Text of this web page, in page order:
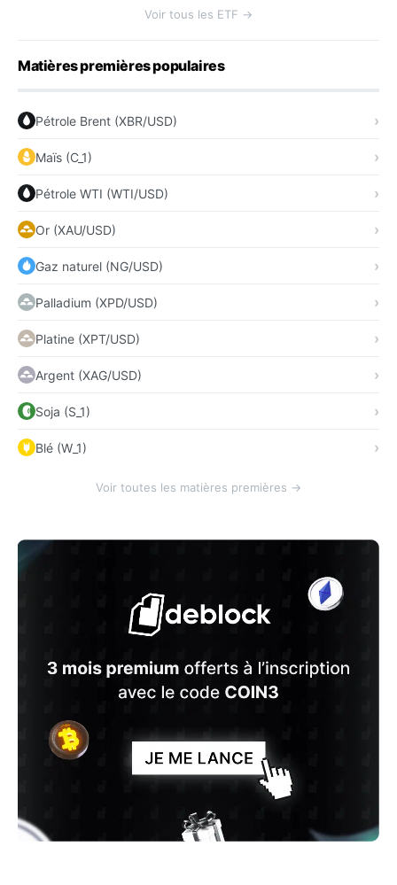
Voir tous les ETF →
Matières premières populaires
Pétrole Brent (XBR/USD)
Maïs (C_1)
Pétrole WTI (WTI/USD)
Or (XAU/USD)
Gaz naturel (NG/USD)
Palladium (XPD/USD)
Platine (XPT/USD)
Argent (XAG/USD)
Soja (S_1)
Blé (W_1)
Voir toutes les matières premières →